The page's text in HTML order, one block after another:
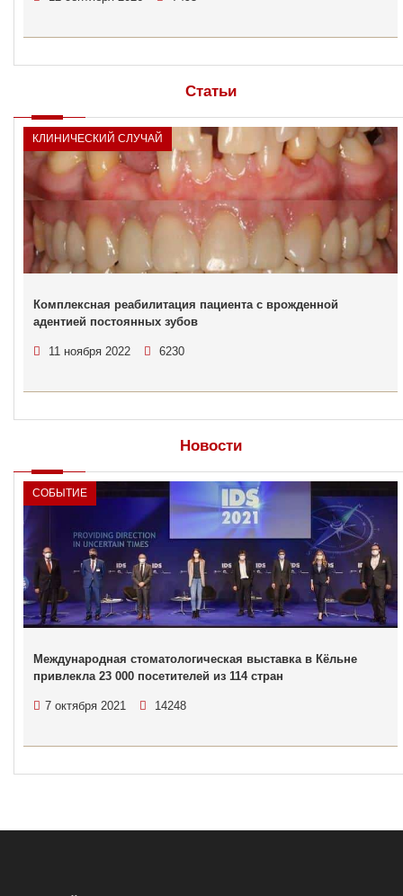
Статьи
КЛИНИЧЕСКИЙ СЛУЧАЙ
Комплексная реабилитация пациента с врожденной
адентией постоянных зубов
11 ноября 2022 6230
Новости
СОБЫТИЕ
Международная стоматологическая выставка в Кёльне
привлекла 23 000 посетителей из 114 стран
7 октября 2021 14248